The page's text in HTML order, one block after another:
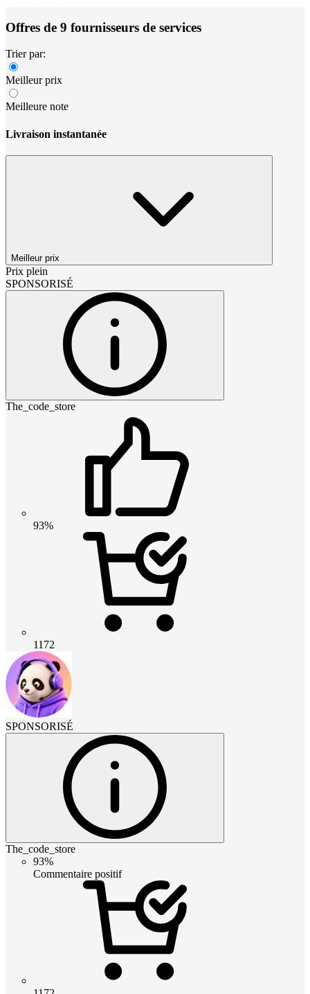
Offres de 9 fournisseurs de services
Trier par:
Meilleur prix
Meilleure note
Livraison instantanée
Meilleur prix
Prix plein
SPONSORISÉ
The_code_store
93%
1172
SPONSORISÉ
The_code_store
93%
Commentaire positif